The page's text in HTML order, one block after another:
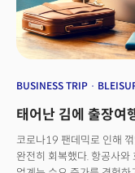
나아가 인류의 구원투수
급변하는 트렌드를 이해하
BUSINESS TRIP
태어난 김에 출장여
코로나19 팬데믹로 인해
완전히 회복했다. 항공사